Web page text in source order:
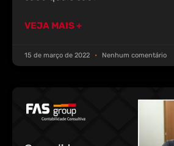
VEJA MAIS +
15 de março de 2022 Nenhum comentário